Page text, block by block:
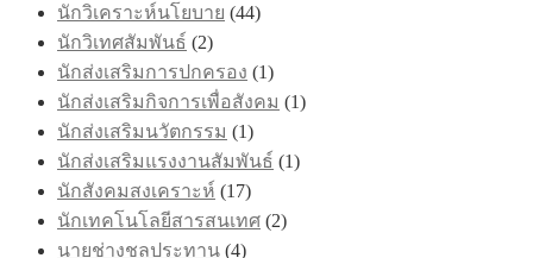
นักวิเคราะห์นโยบาย (44)
นักวิเทศสัมพันธ์ (2)
นักส่งเสริมการปกครอง (1)
นักส่งเสริมกิจการเพื่อสังคม (1)
นักส่งเสริมนวัตกรรม (1)
นักส่งเสริมแรงงานสัมพันธ์ (1)
นักสังคมสงเคราะห์ (17)
นักเทคโนโลยีสารสนเทศ (2)
นายช่างชลประทาน (4)